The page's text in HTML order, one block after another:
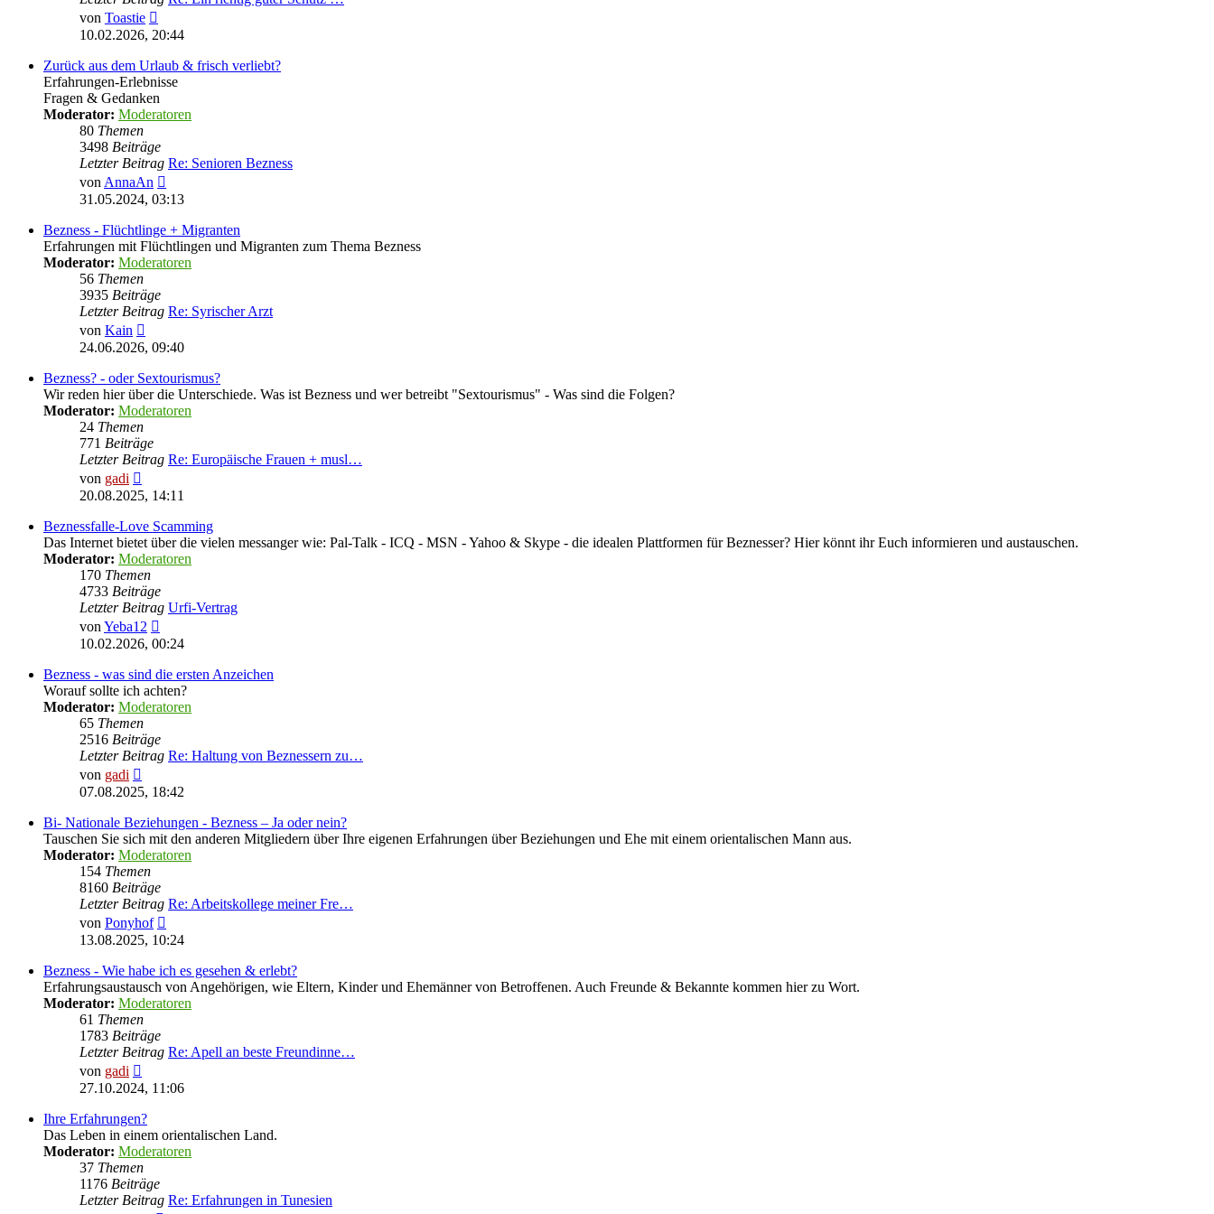
von Toastie
Beitrag
10.02.2026, 20:44
Zurück aus dem Urlaub & frisch verliebt?
Erfahrungen-Erlebnisse
Fragen & Gedanken
Moderator: Moderatoren
80 Themen
3498 Beiträge
Letzter Beitrag Re: Senioren Bezness
von AnnaAn
Beitrag
31.05.2024, 03:13
Bezness - Flüchtlinge + Migranten
Erfahrungen mit Flüchtlingen und Migranten zum Thema Bezness
Moderator: Moderatoren
56 Themen
3935 Beiträge
Letzter Beitrag Re: Syrischer Arzt
von Kain
Beitrag
24.06.2026, 09:40
Bezness? - oder Sextourismus?
Wir reden hier über die Unterschiede. Was ist Bezness und wer betreibt "Sextourismus" - Was sind die Folgen?
Moderator: Moderatoren
24 Themen
771 Beiträge
Letzter Beitrag Re: Europäische Frauen + musl…
von gadi
Beitrag
20.08.2025, 14:11
Beznessfalle-Love Scamming
Das Internet bietet über die vielen messanger wie: Pal-Talk - ICQ - MSN - Yahoo & Skype - die idealen Plattformen für Beznesser? Hier könnt ihr Euch informieren und austauschen.
Moderator: Moderatoren
170 Themen
4733 Beiträge
Letzter Beitrag Urfi-Vertrag
von Yeba12
Beitrag
10.02.2026, 00:24
Bezness - was sind die ersten Anzeichen
Worauf sollte ich achten?
Moderator: Moderatoren
65 Themen
2516 Beiträge
Letzter Beitrag Re: Haltung von Beznessern zu…
von gadi
Beitrag
07.08.2025, 18:42
Bi- Nationale Beziehungen - Bezness – Ja oder nein?
Tauschen Sie sich mit den anderen Mitgliedern über Ihre eigenen Erfahrungen über Beziehungen und Ehe mit einem orientalischen Mann aus.
Moderator: Moderatoren
154 Themen
8160 Beiträge
Letzter Beitrag Re: Arbeitskollege meiner Fre…
von Ponyhof
Beitrag
13.08.2025, 10:24
Bezness - Wie habe ich es gesehen & erlebt?
Erfahrungsaustausch von Angehörigen, wie Eltern, Kinder und Ehemänner von Betroffenen. Auch Freunde & Bekannte kommen hier zu Wort.
Moderator: Moderatoren
61 Themen
1783 Beiträge
Letzter Beitrag Re: Apell an beste Freundinne…
von gadi
Beitrag
27.10.2024, 11:06
Ihre Erfahrungen?
Das Leben in einem orientalischen Land.
Moderator: Moderatoren
37 Themen
1176 Beiträge
Letzter Beitrag Re: Erfahrungen in Tunesien